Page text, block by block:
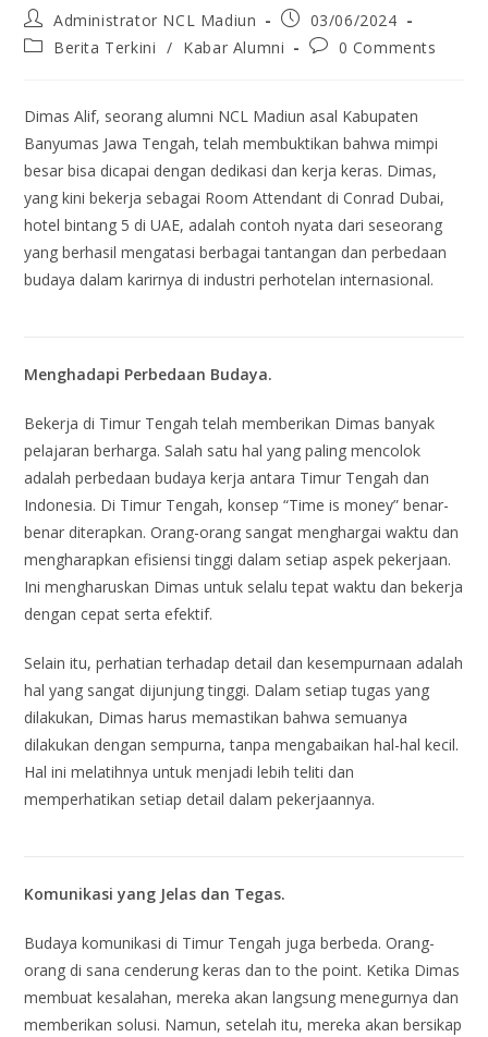
Administrator NCL Madiun
03/06/2024
Berita Terkini / Kabar Alumni 0 Comments
Dimas Alif, seorang alumni NCL Madiun asal Kabupaten
Banyumas Jawa Tengah, telah membuktikan bahwa mimpi
besar bisa dicapai dengan dedikasi dan kerja keras. Dimas,
yang kini bekerja sebagai Room Attendant di Conrad Dubai,
hotel bintang 5 di UAE, adalah contoh nyata dari seseorang
yang berhasil mengatasi berbagai tantangan dan perbedaan
budaya dalam karirnya di industri perhotelan internasional.
Menghadapi Perbedaan Budaya.
Bekerja di Timur Tengah telah memberikan Dimas banyak
pelajaran berharga. Salah satu hal yang paling mencolok
adalah perbedaan budaya kerja antara Timur Tengah dan
Indonesia. Di Timur Tengah, konsep “Time is money” benar-
benar diterapkan. Orang-orang sangat menghargai waktu dan
mengharapkan efisiensi tinggi dalam setiap aspek pekerjaan.
Ini mengharuskan Dimas untuk selalu tepat waktu dan bekerja
dengan cepat serta efektif.
Selain itu, perhatian terhadap detail dan kesempurnaan adalah
hal yang sangat dijunjung tinggi. Dalam setiap tugas yang
dilakukan, Dimas harus memastikan bahwa semuanya
dilakukan dengan sempurna, tanpa mengabaikan hal-hal kecil.
Hal ini melatihnya untuk menjadi lebih teliti dan
memperhatikan setiap detail dalam pekerjaannya.
Komunikasi yang Jelas dan Tegas.
Budaya komunikasi di Timur Tengah juga berbeda. Orang-
orang di sana cenderung keras dan to the point. Ketika Dimas
membuat kesalahan, mereka akan langsung menegurnya dan
memberikan solusi. Namun, setelah itu, mereka akan bersikap